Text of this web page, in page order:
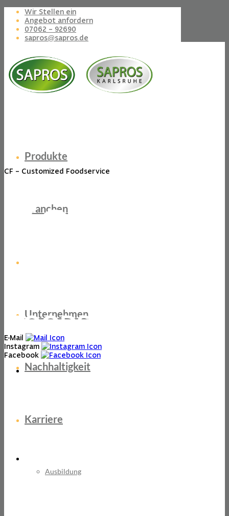
Wir Stellen ein
Angebot anfordern
07062 – 92690
sapros@sapros.de
Produkte
Branchen
Unternehmen
Nachhaltigkeit
Karriere
Ausbildung
CF – Customized Foodservice
E-Mail
Instagram
Facebook